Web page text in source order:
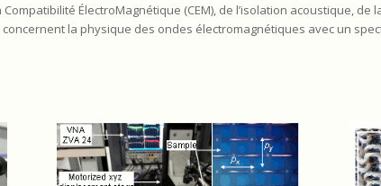
ÉlectroMagnétique (CEM), de l’isolation acoustique, de
la physique des ondes électromagnétiques avec un